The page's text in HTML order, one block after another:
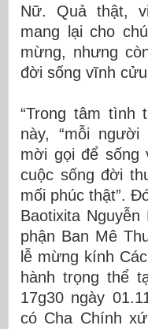
Nữ. Quả thật,
mang lại cho
mừng, nhưng
đời sống vĩnh
“Trong tâm tình
này, “mỗi
mời gọi để sống
cuộc sống đời
mối phúc thật”.
Baotixita
phận Ban Mê
lễ mừng kính
hành trọng thể
17g30 ngày
có Cha Chính